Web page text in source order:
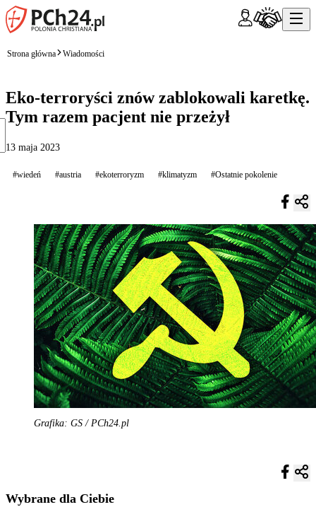
Strona główna Wiadomości
Eko-terroryści znów zablokowali karetkę.
Tym razem pacjent nie przeżył
13 maja 2023
#wiedeń #austria #ekoterroryzm #klimatyzm #Ostatnie pokolenie
Grafika: GS / PCh24.pl
Wybrane dla Ciebie